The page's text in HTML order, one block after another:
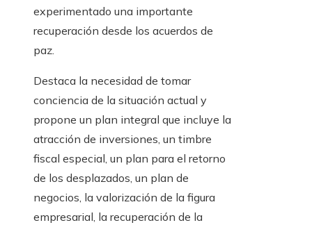
experimentado una importante
recuperación desde los acuerdos de
paz.
Destaca la necesidad de tomar
conciencia de la situación actual y
propone un plan integral que incluye la
atracción de inversiones, un timbre
fiscal especial, un plan para el retorno
de los desplazados, un plan de
negocios, la valorización de la figura
empresarial, la recuperación de la